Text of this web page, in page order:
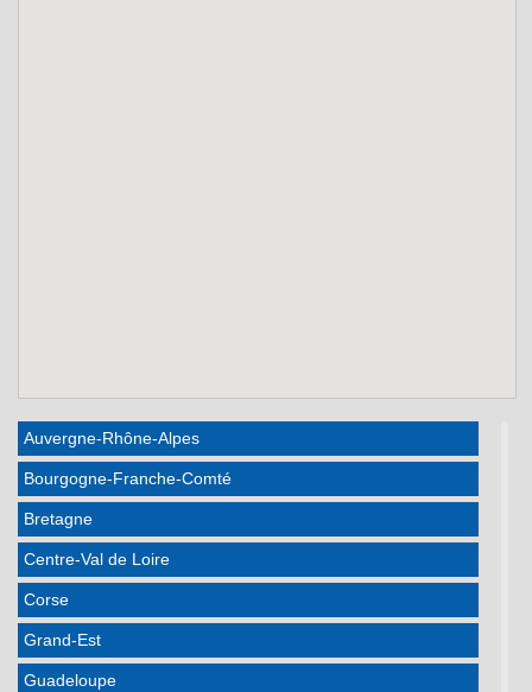
Auvergne-Rhône-Alpes
Bourgogne-Franche-Comté
Bretagne
Centre-Val de Loire
Corse
Grand-Est
Guadeloupe